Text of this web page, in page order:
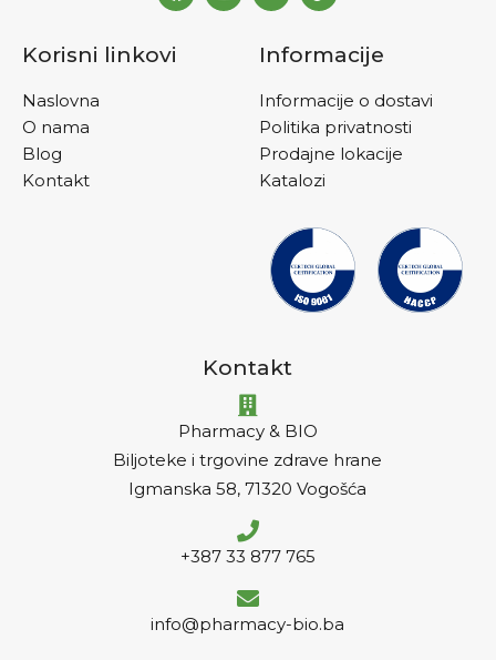
Korisni linkovi
Naslovna
O nama
Blog
Kontakt
Informacije
Informacije o dostavi
Politika privatnosti
Prodajne lokacije
Katalozi
Kontakt
Pharmacy & BIO
Biljoteke i trgovine zdrave hrane
Igmanska 58, 71320 Vogošća
+387 33 877 765
info@pharmacy-bio.ba